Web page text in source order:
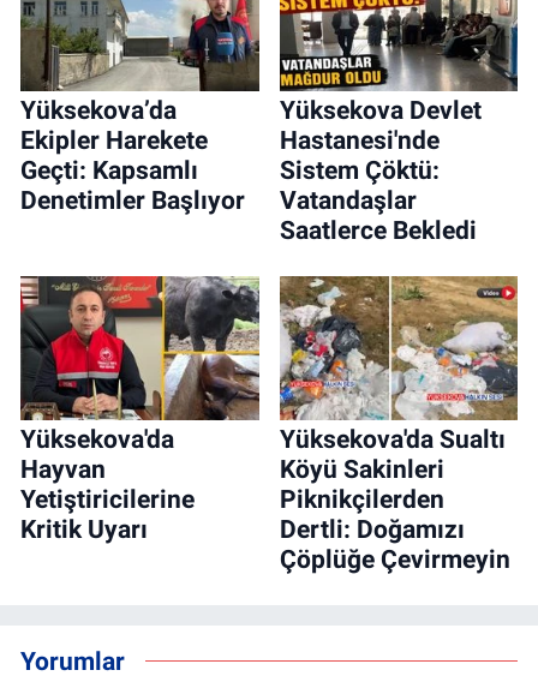
Yüksekova’da
Ekipler Harekete
Geçti: Kapsamlı
Denetimler Başlıyor
Yüksekova Devlet
Hastanesi'nde
Sistem Çöktü:
Vatandaşlar
Saatlerce Bekledi
Yüksekova'da
Hayvan
Yetiştiricilerine
Kritik Uyarı
Yüksekova'da Sualtı
Köyü Sakinleri
Piknikçilerden
Dertli: Doğamızı
Çöplüğe Çevirmeyin
Yorumlar